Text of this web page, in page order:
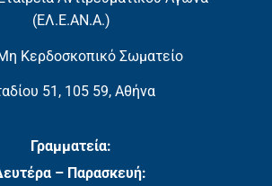
(EΛ.Ε.ΑΝ.Α.)
Κερδοσκοπικό Σωματείο
51, 105 59, Αθήνα
Γραμματεία:
– Παρασκευή: